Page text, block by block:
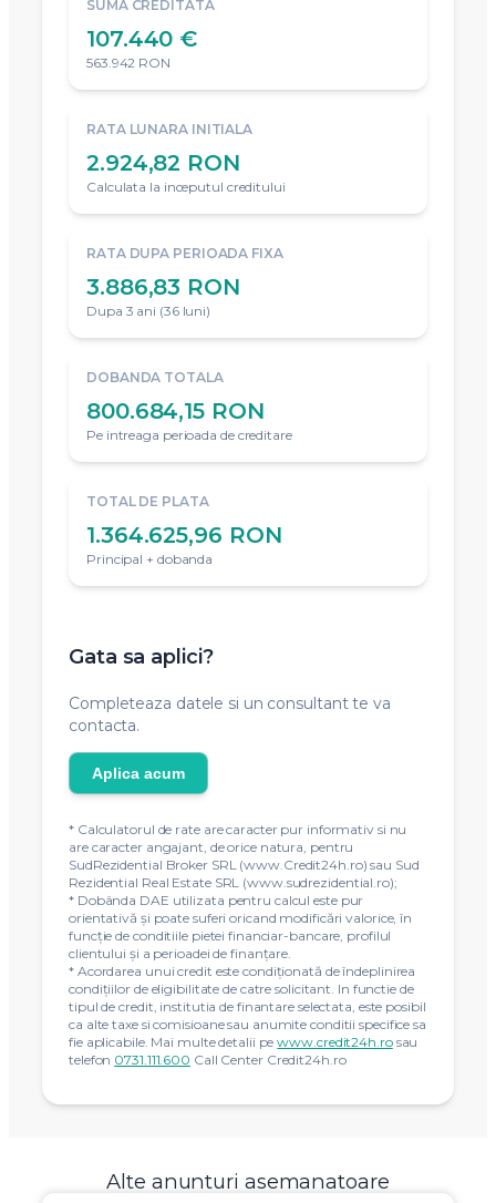
SUMA CREDITATA
107.440 €
563.942 RON
RATA LUNARA INITIALA
2.924,82 RON
Calculata la inceputul creditului
RATA DUPA PERIOADA FIXA
3.886,83 RON
Dupa 3 ani (36 luni)
DOBANDA TOTALA
800.684,15 RON
Pe intreaga perioada de creditare
TOTAL DE PLATA
1.364.625,96 RON
Principal + dobanda
Gata sa aplici?
Completeaza datele si un consultant te va
contacta.
Aplica acum
* Calculatorul de rate are caracter pur informativ si nu
are caracter angajant, de orice natura, pentru
SudRezidential Broker SRL (www.Credit24h.ro) sau Sud
Rezidential Real Estate SRL (www.sudrezidential.ro);
* Dobânda DAE utilizata pentru calcul este pur
orientativă și poate suferi oricand modificări valorice, în
funcție de conditiile pietei financiar-bancare, profilul
clientului și a perioadei de finanțare.
* Acordarea unui credit este condiţionată de îndeplinirea
condiţiilor de eligibilitate de catre solicitant. In functie de
tipul de credit, institutia de finantare selectata, este posibil
ca alte taxe si comisioane sau anumite conditii specifice sa
fie aplicabile. Mai multe detalii pewww.credit24h.rosau
telefon 0731.111.600 Call Center Credit24h.ro
Alte anunturi asemanatoare